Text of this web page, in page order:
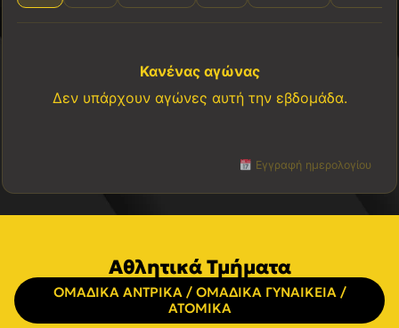
Κανένας αγώνας
Δεν υπάρχουν αγώνες αυτή την εβδομάδα.
Εγγραφή ημερολογίου
Αθλητικά Τμήματα
ΟΜΑΔΙΚΑ ΑΝΤΡΙΚΑ / ΟΜΑΔΙΚΑ ΓΥΝΑΙΚΕΙΑ /
ΑΤΟΜΙΚΑ